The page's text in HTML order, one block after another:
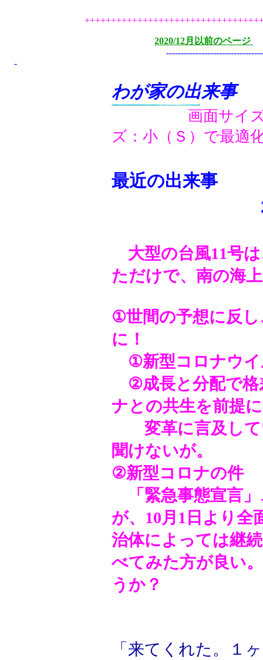
2020/12月以前のページ
-
わが家の出来事
画面サイズ：
ズ：小（Ｓ）で最適
最近の出来事
大型の台風11号
ただけで、南の海
①世間の予想に反し
に！
①新型コロナウイ
②成長と分配で格
ナとの共生を前提
変革に言及して
聞けないが。
②新型コロナの件
「緊急事態宣言」
が、10月1日より全
治体によっては継
べてみた方が良い
うか？
「来てくれた。１